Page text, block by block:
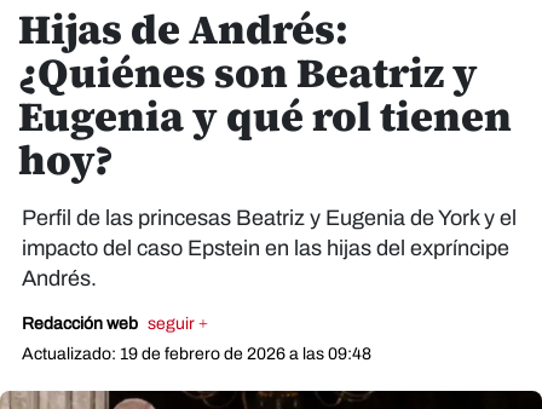
Hijas de Andrés:
¿Quiénes son Beatriz y
Eugenia y qué rol tienen
hoy?
Perfil de las princesas Beatriz y Eugenia de York y el
impacto del caso Epstein en las hijas del expríncipe
Andrés.
Redacción web seguir +
Actualizado: 19 de febrero de 2026 a las 09:48